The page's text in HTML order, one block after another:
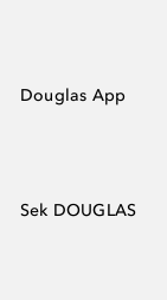
Douglas App
Sek DOUGLAS